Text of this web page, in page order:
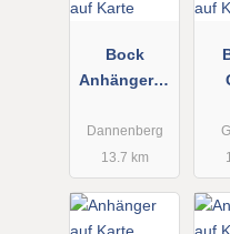
Bock
Anhängerze
Bock
Dannenberg
13.7 km